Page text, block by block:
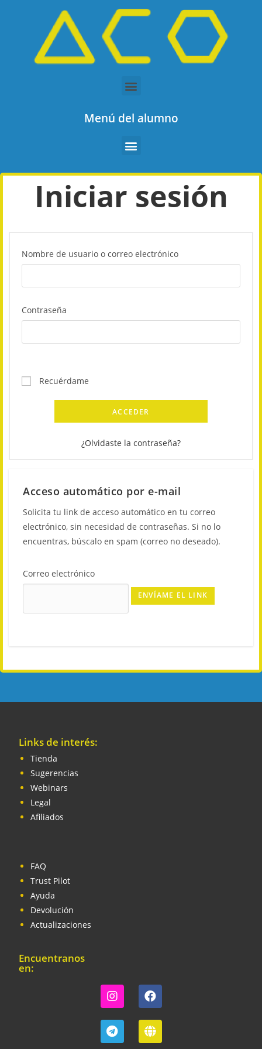
Menú del alumno
Iniciar sesión
Nombre de usuario o correo electrónico
Contraseña
Recuérdame
ACCEDER
¿Olvidaste la contraseña?
Acceso automático por e-mail
Solicita tu link de acceso automático en tu correo
electrónico, sin necesidad de contraseñas. Si no lo
encuentras, búscalo en spam (correo no deseado).
Correo electrónico
Links de interés:
Tienda
Sugerencias
Webinars
Legal
Afiliados
FAQ
Trust Pilot
Ayuda
Devolución
Actualizaciones
Encuentranos
en: